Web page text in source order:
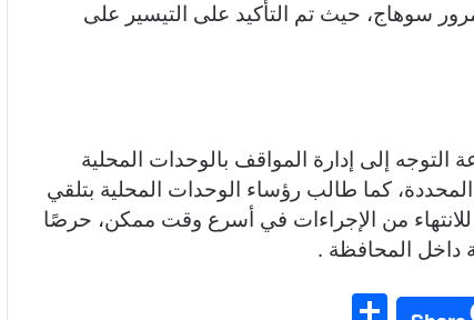
سوهاج، حيث تم التأكيد على التيسير على
إلى إدارة المواقف بالوحدات المحلية
كما طالب رؤساء الوحدات المحلية بتلقي
للانتهاء من الإجراءات في أسرع وقت ممكن، حرصًا
داخل المحافظة .